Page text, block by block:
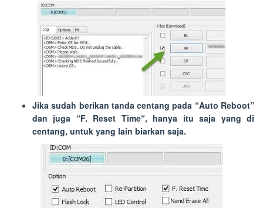
Jika sudah berikan tanda centang pada “Auto Reboot”
dan juga “F. Reset Time“, hanya itu saja yang di
centang, untuk yang lain biarkan saja.